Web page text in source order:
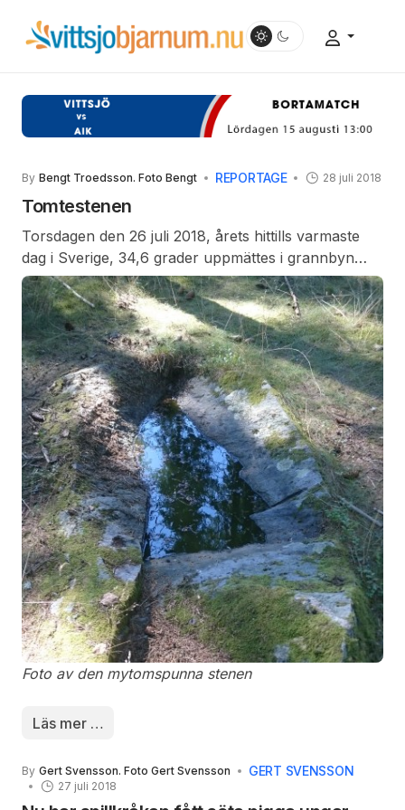
By Bengt Troedsson. Foto Bengt REPORTAGE 28 juli 2018
Tomtestenen
Torsdagen den 26 juli 2018, årets hittills varmaste
dag i Sverige, 34,6 grader uppmättes i grannbyn
Hästveda, gjorde jag ett besök vid den sedan flera
århundraden omtalade stenen i Mölleröd . Stenen
som jag fått höra kallas för ”Tomtestenen” eller
”Tomtens badkar”, är en skålformad låg sten som
med lite fantasi kan tänkas vara ett badkar för
småfolk. Omtalad därför att det alltid finns vatten i
denna sten oavsett hur torrt det är.
Foto av den mytomspunna stenen
Läs mer …
By Gert Svensson. Foto Gert Svensson GERT SVENSSON
27 juli 2018